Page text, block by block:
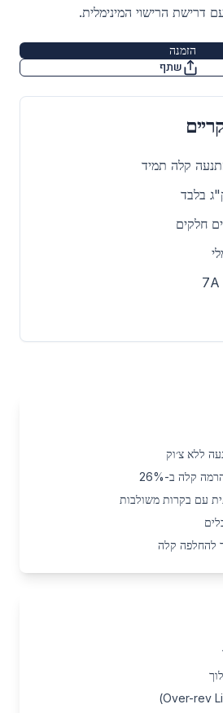
דרישת הרישוי המינימלית.
הזמנה
שתף
קלה ב-26%
להחלפה קלה